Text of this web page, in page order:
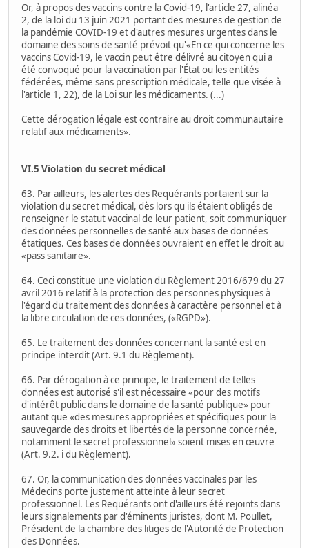
Or, à propos des vaccins contre la Covid-19, l'article 27, alinéa
2, de la loi du 13 juin 2021 portant des mesures de gestion de
la pandémie COVID-19 et d'autres mesures urgentes dans le
domaine des soins de santé prévoit qu'«En ce qui concerne les
vaccins Covid-19, le vaccin peut être délivré au citoyen qui a
été convoqué pour la vaccination par l'État ou les entités
fédérées, même sans prescription médicale, telle que visée à
l'article 1, 22), de la Loi sur les médicaments. (...)
Cette dérogation légale est contraire au droit communautaire
relatif aux médicaments».
VI.5 Violation du secret médical
63. Par ailleurs, les alertes des Requérants portaient sur la
violation du secret médical, dès lors qu'ils étaient obligés de
renseigner le statut vaccinal de leur patient, soit communiquer
des données personnelles de santé aux bases de données
étatiques. Ces bases de données ouvraient en effet le droit au
«pass sanitaire».
64. Ceci constitue une violation du Règlement 2016/679 du 27
avril 2016 relatif à la protection des personnes physiques à
l'égard du traitement des données à caractère personnel et à
la libre circulation de ces données, («RGPD»).
65. Le traitement des données concernant la santé est en
principe interdit (Art. 9.1 du Règlement).
66. Par dérogation à ce principe, le traitement de telles
données est autorisé s'il est nécessaire «pour des motifs
d'intérêt public dans le domaine de la santé publique» pour
autant que «des mesures appropriées et spécifiques pour la
sauvegarde des droits et libertés de la personne concernée,
notamment le secret professionnel» soient mises en œuvre
(Art. 9.2. i du Règlement).
67. Or, la communication des données vaccinales par les
Médecins porte justement atteinte à leur secret
professionnel. Les Requérants ont d'ailleurs été rejoints dans
leurs signalements par d'éminents juristes, dont M. Poullet,
Président de la chambre des litiges de l'Autorité de Protection
des Données.